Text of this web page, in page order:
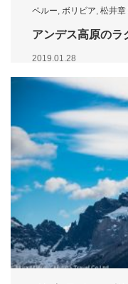
ペルー ボリビア 松井章
アンデス高原のラ
2019.01.28